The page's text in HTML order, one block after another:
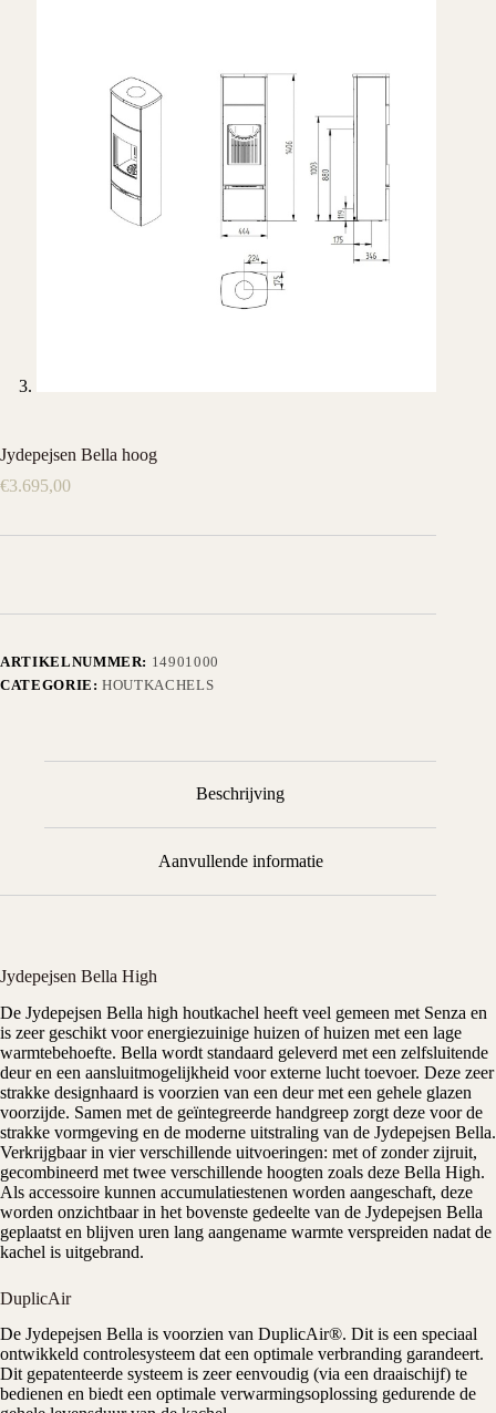
Jydepejsen Bella hoog
€3.695,00
ARTIKELNUMMER: 14901000
CATEGORIE:HOUTKACHELS
Beschrijving
Aanvullende informatie
Jydepejsen Bella High
De Jydepejsen Bella high houtkachel heeft veel gemeen met Senza en
is zeer geschikt voor energiezuinige huizen of huizen met een lage
warmtebehoefte. Bella wordt standaard geleverd met een zelfsluitende
deur en een aansluitmogelijkheid voor externe lucht toevoer. Deze zeer
strakke designhaard is voorzien van een deur met een gehele glazen
voorzijde. Samen met de geïntegreerde handgreep zorgt deze voor de
strakke vormgeving en de moderne uitstraling van de Jydepejsen Bella.
Verkrijgbaar in vier verschillende uitvoeringen: met of zonder zijruit,
gecombineerd met twee verschillende hoogten zoals deze Bella High.
Als accessoire kunnen accumulatiestenen worden aangeschaft, deze
worden onzichtbaar in het bovenste gedeelte van de Jydepejsen Bella
geplaatst en blijven uren lang aangename warmte verspreiden nadat de
kachel is uitgebrand.
DuplicAir
De Jydepejsen Bella is voorzien van DuplicAir®. Dit is een speciaal
ontwikkeld controlesysteem dat een optimale verbranding garandeert.
Dit gepatenteerde systeem is zeer eenvoudig (via een draaischijf) te
bedienen en biedt een optimale verwarmingsoplossing gedurende de